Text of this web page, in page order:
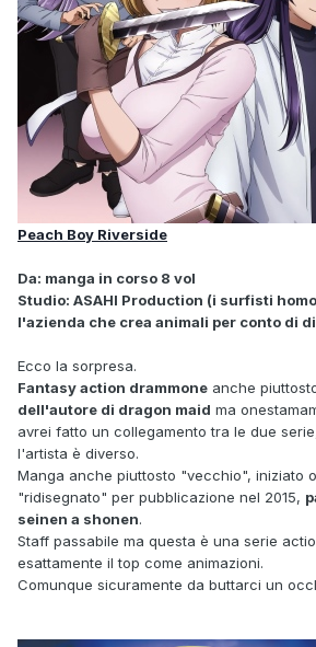
Peach Boy Riverside
Da: manga in corso 8 vol
Studio: ASAHI Production (i surfisti
l'azienda che crea animali per conto di
Ecco la sorpresa.
Fantasy action drammone anche
dell'autore di dragon maid ma
avrei fatto un collegamento tra le due
l'artista è diverso.
Manga anche piuttosto "vecchio", iniziato
"ridisegnato" per pubblicazione nel 2015,
seinen a shonen.
Staff passabile ma questa è una serie
esattamente il top come animazioni.
Comunque sicuramente da buttarci un